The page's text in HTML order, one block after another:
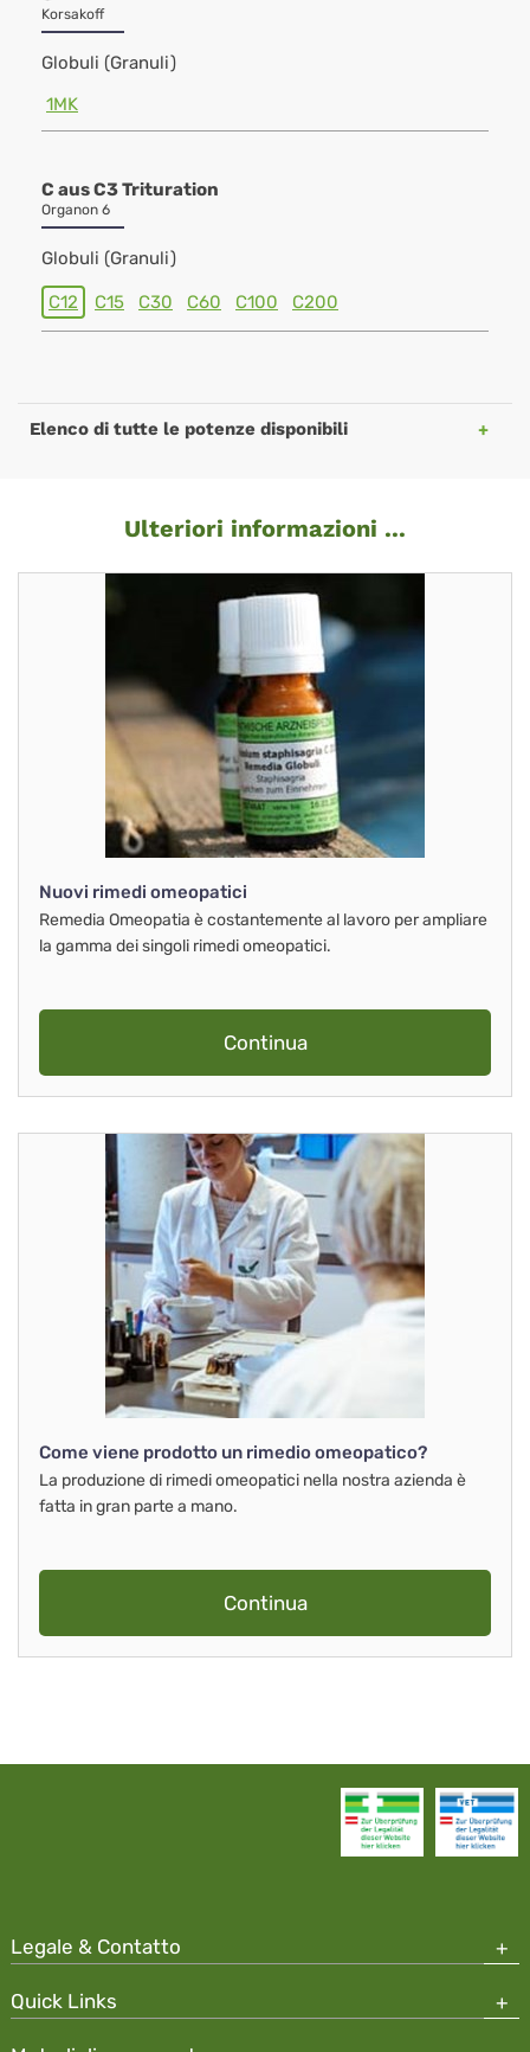
Korsakoff
Globuli (Granuli)
1MK
C aus C3 Trituration
Organon 6
Globuli (Granuli)
C12 C15 C30 C60 C100 C200
Elenco di tutte le potenze disponibili
Ulteriori informazioni ...
Nuovi rimedi omeopatici
Remedia Omeopatia è costantemente al lavoro per ampliare
la gamma dei singoli rimedi omeopatici.
Continua
Come viene prodotto un rimedio omeopatico?
La produzione di rimedi omeopatici nella nostra azienda è
fatta in gran parte a mano.
Continua
Legale & Contatto
Quick Links